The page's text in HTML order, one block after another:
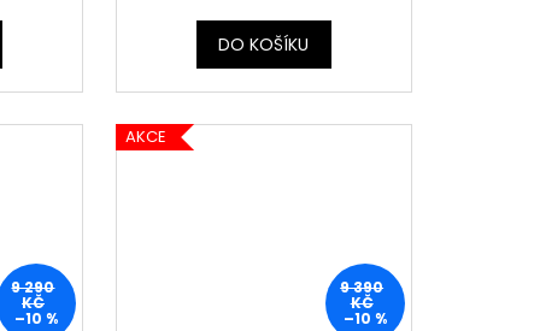
DO KOŠÍKU
9 290
KČ
–10 %
AKCE
9 390
KČ
–10 %